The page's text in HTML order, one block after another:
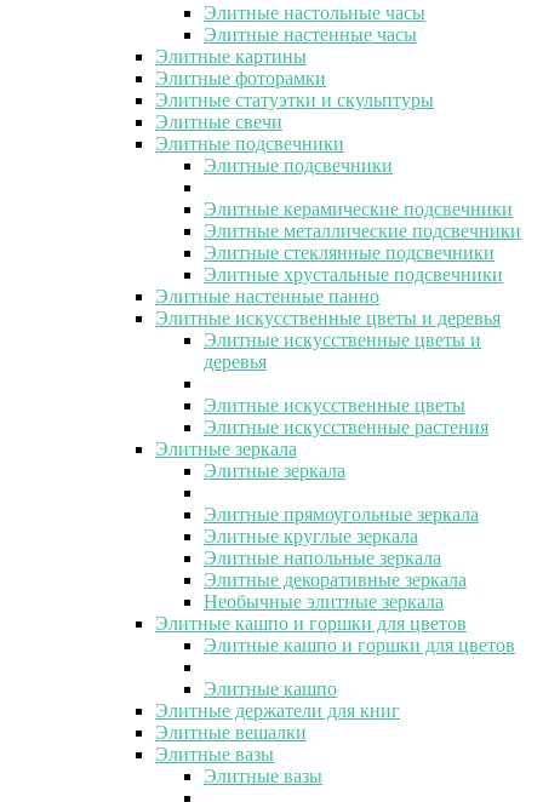
Элитные настольные часы
Элитные настенные часы
Элитные картины
Элитные фоторамки
Элитные статуэтки и скульптуры
Элитные свечи
Элитные подсвечники
Элитные подсвечники
Элитные керамические подсвечники
Элитные металлические подсвечники
Элитные стеклянные подсвечники
Элитные хрустальные подсвечники
Элитные настенные панно
Элитные искусственные цветы и деревья
Элитные искусственные цветы и
деревья
Элитные искусственные цветы
Элитные искусственные растения
Элитные зеркала
Элитные зеркала
Элитные прямоугольные зеркала
Элитные круглые зеркала
Элитные напольные зеркала
Элитные декоративные зеркала
Необычные элитные зеркала
Элитные кашпо и горшки для цветов
Элитные кашпо и горшки для цветов
Элитные кашпо
Элитные держатели для книг
Элитные вешалки
Элитные вазы
Элитные вазы